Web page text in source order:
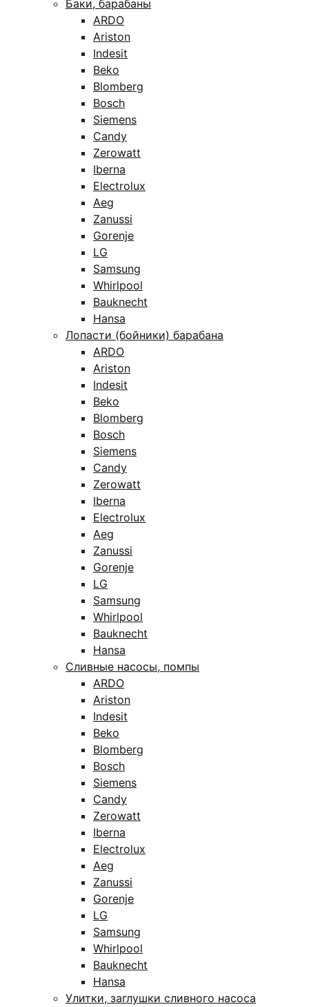
Баки, барабаны
ARDO
Ariston
Indesit
Beko
Blomberg
Bosch
Siemens
Candy
Zerowatt
Iberna
Electrolux
Aeg
Zanussi
Gorenje
LG
Samsung
Whirlpool
Bauknecht
Hansa
Лопасти (бойники) барабана
ARDO
Ariston
Indesit
Beko
Blomberg
Bosch
Siemens
Candy
Zerowatt
Iberna
Electrolux
Aeg
Zanussi
Gorenje
LG
Samsung
Whirlpool
Bauknecht
Hansa
Сливные насосы, помпы
ARDO
Ariston
Indesit
Beko
Blomberg
Bosch
Siemens
Candy
Zerowatt
Iberna
Electrolux
Aeg
Zanussi
Gorenje
LG
Samsung
Whirlpool
Bauknecht
Hansa
Улитки, заглушки сливного насоса